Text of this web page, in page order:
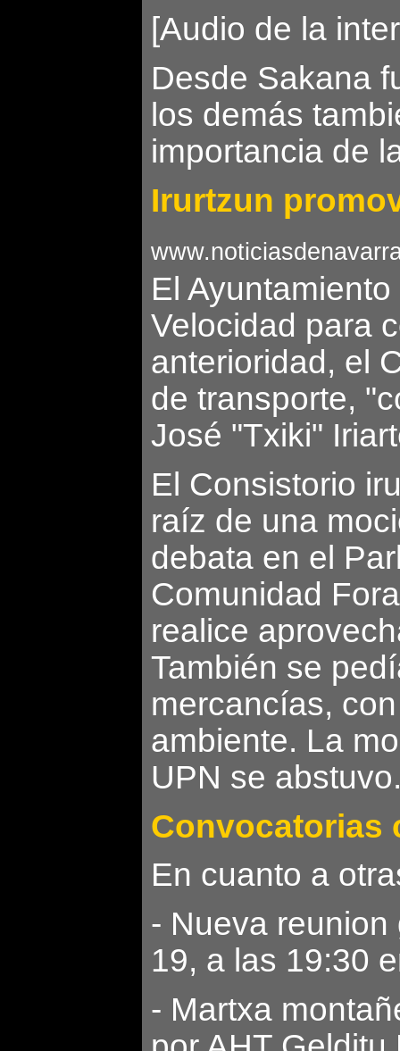
[Audio de la
Desde Sakana
los demás
importancia de
Irurtzun
El
Velocidad para
anterioridad, el
de transporte,
José "Txiki"
El Consistorio
raíz de una
debata en el
Comunidad
realice
También se
mercancías,
ambiente. La
UPN se
Convocatorias
En cuanto a
- Nueva
19, a las 19:30
- Martxa